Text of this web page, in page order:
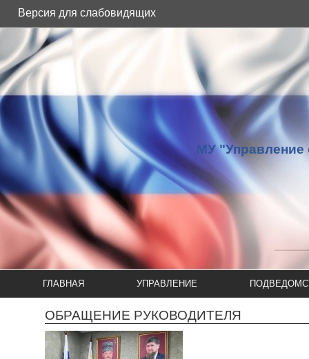
Версия для слабовидящих
МУ "Управление
ГЛАВНАЯ УПРАВЛЕНИЕ
ОБРАЩЕНИЕ РУКОВОДИТЕЛЯ